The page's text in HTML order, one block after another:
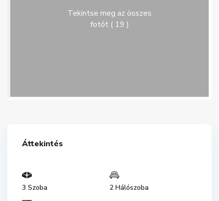
Tekintse meg az összes
fotót ( 19 )
Áttekintés
3 Szoba 2 Hálószoba